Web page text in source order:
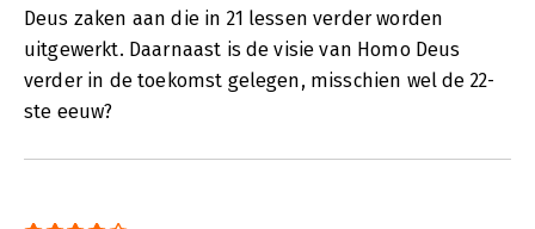
Deus zaken aan die in 21 lessen verder worden
uitgewerkt. Daarnaast is de visie van Homo Deus
verder in de toekomst gelegen, misschien wel de 22-
ste eeuw?